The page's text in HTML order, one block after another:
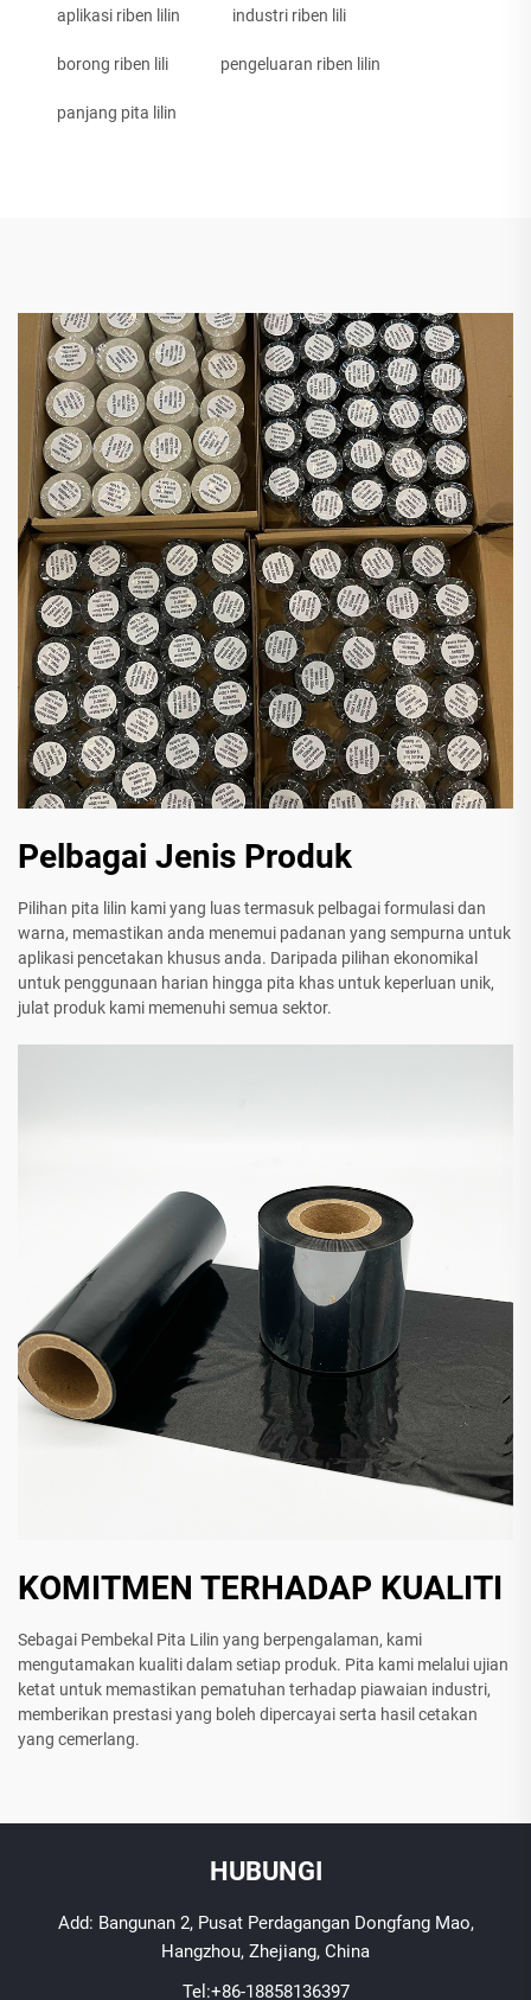
aplikasi riben lilin industri riben lili
borong riben lili pengeluaran riben lilin
panjang pita lilin
Pelbagai Jenis Produk
Pilihan pita lilin kami yang luas termasuk pelbagai formulasi dan
warna, memastikan anda menemui padanan yang sempurna untuk
aplikasi pencetakan khusus anda. Daripada pilihan ekonomikal
untuk penggunaan harian hingga pita khas untuk keperluan unik,
julat produk kami memenuhi semua sektor.
KOMITMEN TERHADAP KUALITI
Sebagai Pembekal Pita Lilin yang berpengalaman, kami
mengutamakan kualiti dalam setiap produk. Pita kami melalui ujian
ketat untuk memastikan pematuhan terhadap piawaian industri,
memberikan prestasi yang boleh dipercayai serta hasil cetakan
yang cemerlang.
HUBUNGI
Add: Bangunan 2, Pusat Perdagangan Dongfang Mao,
Hangzhou, Zhejiang, China
Tel:+86-18858136397